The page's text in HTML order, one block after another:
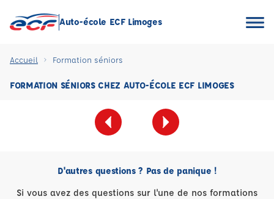
Auto-école ECF Limoges
Accueil Formation séniors
FORMATION SÉNIORS CHEZ AUTO-ÉCOLE ECF LIMOGES
D'autres questions ? Pas de panique !
Si vous avez des questions sur l'une de nos formations